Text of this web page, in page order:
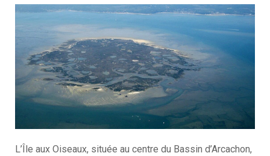
L’Île aux Oiseaux, située au centre du Bassin d’Arcachon,